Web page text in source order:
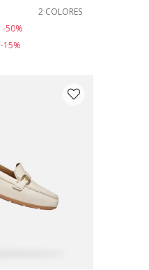
2 COLORES
-50%
-15%